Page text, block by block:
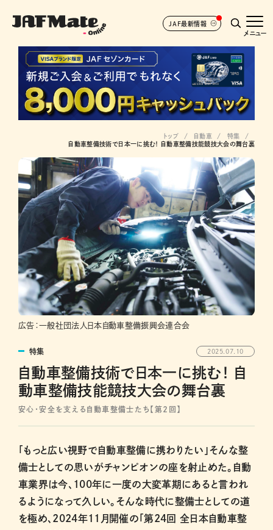
JAF最新情報
メニュー
トップ 自動車
特集
自動車整備技術で日本一に挑む！ 自動車整備技能競技大会の舞台裏
広告：一般社団法人日本自動車整備振興会連合会
特集 2025.07.10
自動車整備技術で日本一に挑む！ 自
動車整備技能競技大会の舞台裏
安心・安全を支える自動車整備士たち【第２回】
「もっと広い視野で自動車整備に携わりたい」そんな整
備士としての思いがチャンピオンの座を射止めた。自動
車業界は今、100年に一度の大変革期にあると言われ
るようになって久しい。そんな時代に整備士としての道
を極め、2024年11月開催の「第24回 全日本自動車整